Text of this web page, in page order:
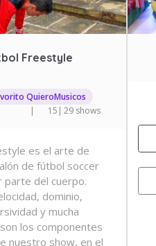
Freestyle
QuieroMusicos
| 15 | 29 shows
es el arte de
de fútbol soccer
parte del cuerpo.
dominio,
y mucha
los componentes
nuestro show, en el